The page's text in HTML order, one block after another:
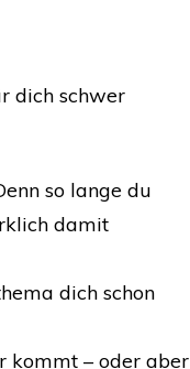
dich schwer
so lange du
damit
dich schon
kommt – oder aber